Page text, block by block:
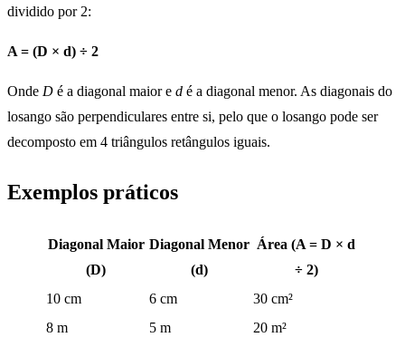
dividido por 2:
A = (D × d) ÷ 2
Onde D é a diagonal maior e d é a diagonal menor. As diagonais do
losango são perpendiculares entre si, pelo que o losango pode ser
decomposto em 4 triângulos retângulos iguais.
Exemplos práticos
Diagonal Maior
(D)
Diagonal Menor
(d)
Área (A = D × d
÷ 2)
10 cm
6 cm
30 cm²
8 m
5 m
20 m²